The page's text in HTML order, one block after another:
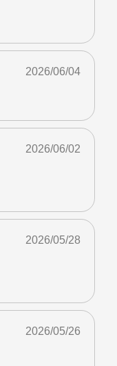
2026/06/04
2026/06/02
2026/05/28
2026/05/26